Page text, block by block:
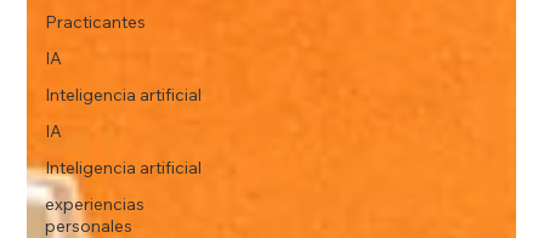
Practicantes
IA
Inteligencia artificial
IA
Inteligencia artificial
experiencias
personales